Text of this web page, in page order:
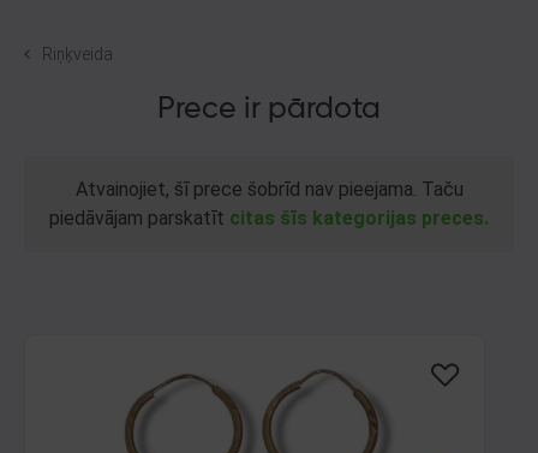
Riņķveida
Prece ir pārdota
Atvainojiet, šī prece šobrīd nav pieejama. Taču
piedāvājam parskatīt citas šīs kategorijas preces.